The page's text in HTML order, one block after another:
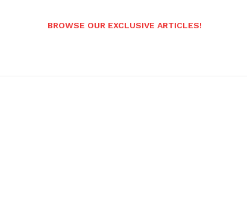
BROWSE OUR EXCLUSIVE ARTICLES!